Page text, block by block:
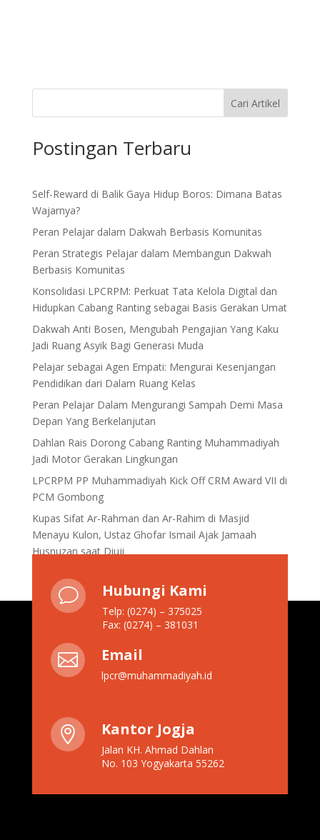
Cari Artikel
Postingan Terbaru
Self-Reward di Balik Gaya Hidup Boros: Dimana Batas
Wajarnya?
Peran Pelajar dalam Dakwah Berbasis Komunitas
Peran Strategis Pelajar dalam Membangun Dakwah
Berbasis Komunitas
Konsolidasi LPCRPM: Perkuat Tata Kelola Digital dan
Hidupkan Cabang Ranting sebagai Basis Gerakan Umat
Dakwah Anti Bosen, Mengubah Pengajian Yang Kaku
Jadi Ruang Asyik Bagi Generasi Muda
Pelajar sebagai Agen Empati: Mengurai Kesenjangan
Pendidikan dari Dalam Ruang Kelas
Peran Pelajar Dalam Mengurangi Sampah Demi Masa
Depan Yang Berkelanjutan
Dahlan Rais Dorong Cabang Ranting Muhammadiyah
Jadi Motor Gerakan Lingkungan
LPCRPM PP Muhammadiyah Kick Off CRM Award VII di
PCM Gombong
Kupas Sifat Ar-Rahman dan Ar-Rahim di Masjid
Menayu Kulon, Ustaz Ghofar Ismail Ajak Jamaah
Husnuzan saat Diuji
v Hubungi Kami
Telp: (0274) – 375025
Fax: (0274) – 381031
 Email
lpcr@muhammadiyah.id
 Kantor Jogja
Jalan KH. Ahmad Dahlan
No. 103 Yogyakarta 55262